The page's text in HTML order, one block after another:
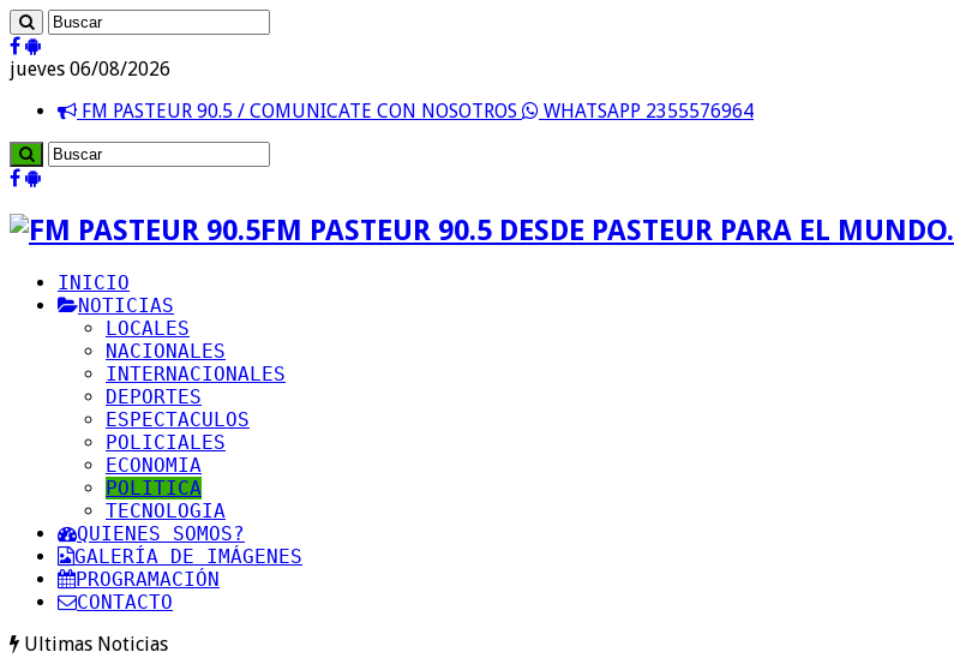
jueves 06/08/2026
FM PASTEUR 90.5 / COMUNICATE CON NOSOTROS
WHATSAPP 2355576964
FM PASTEUR 90.5 DESDE PASTEUR PARA EL MUNDO.
INICIO
NOTICIAS
LOCALES
NACIONALES
INTERNACIONALES
DEPORTES
ESPECTACULOS
POLICIALES
ECONOMIA
POLITICA
TECNOLOGIA
QUIENES SOMOS?
GALERÍA DE IMÁGENES
PROGRAMACIÓN
CONTACTO
Ultimas Noticias